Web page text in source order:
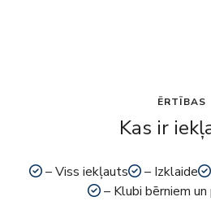
ĒRTĪBAS
Kas ir
– Viss iekļauts – Izklaide
– Klubi bērniem un